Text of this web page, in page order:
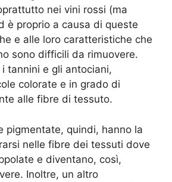
nei vini rossi (ma
è proprio a causa di queste
e alle loro caratteristiche che
sono difficili da rimuovere.
tannini e gli antociani,
colorate e in grado di
alle fibre di tessuto.
pigmentate, quindi, hanno la
nelle fibre dei tessuti dove
e diventano, così,
Inoltre, un altro